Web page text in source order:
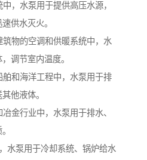
，水泵用于提供高压水源，
供水灭火。
物的空调和供暖系统中，水
调节室内温度。
和海洋工程中，水泵用于排
他液体。
金行业中，水泵用于排水、
水泵用于冷却系统、锅炉给水